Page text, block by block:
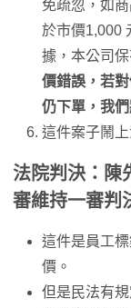
免疏忽，如
於市價1,000
據，本公司
價錯誤，若
仍下單，我
這件案子鬧
法院判決：陳
審維持一審判
這件是員工
價。
但是民法有規